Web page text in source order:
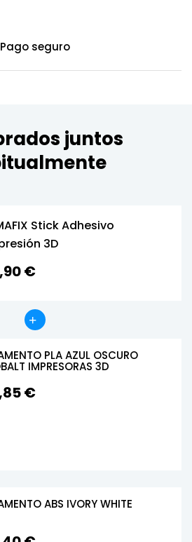
Pago seguro
juntos
Stick Adhesivo
3D
€
PLA AZUL OSCURO
IMPRESORAS 3D
€
ABS IVORY WHITE